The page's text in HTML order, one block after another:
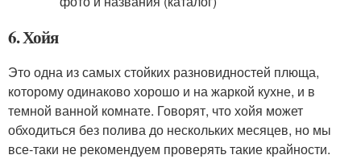
6. Хойя
Это одна из самых стойких разновидностей плюща,
которому одинаково хорошо и на жаркой кухне, и в
темной ванной комнате. Говорят, что хойя может
обходиться без полива до нескольких месяцев, но мы
все-таки не рекомендуем проверять такие крайности.